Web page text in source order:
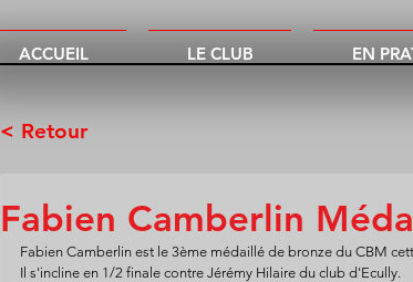
ACCUEIL LE CLUB EN
< Retour
Fabien Camberlin
Fabien Camberlin est le 3ème médaillé de bronze du CBM
Il s'incline en 1/2 finale contre Jérémy Hilaire du club d'Ecully.